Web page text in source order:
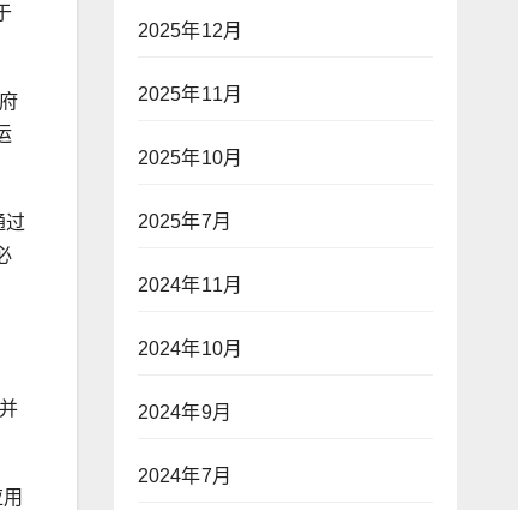
过
2025年12月
2025年11月
2025年10月
2025年7月
2024年11月
2024年10月
2024年9月
2024年7月